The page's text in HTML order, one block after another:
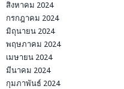
สิงหาคม 2024
กรกฎาคม 2024
มิถุนายน 2024
พฤษภาคม 2024
เมษายน 2024
มีนาคม 2024
กุมภาพันธ์ 2024